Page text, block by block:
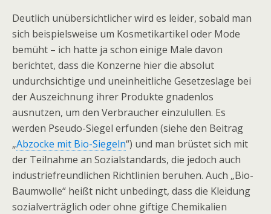
Deutlich unübersichtlicher wird es leider, sobald man
sich beispielsweise um Kosmetikartikel oder Mode
bemüht – ich hatte ja schon einige Male davon
berichtet, dass die Konzerne hier die absolut
undurchsichtige und uneinheitliche Gesetzeslage bei
der Auszeichnung ihrer Produkte gnadenlos
ausnutzen, um den Verbraucher einzulullen. Es
werden Pseudo-Siegel erfunden (siehe den Beitrag
„Abzocke mit Bio-Siegeln“) und man brüstet sich mit
der Teilnahme an Sozialstandards, die jedoch auch
industriefreundlichen Richtlinien beruhen. Auch „Bio-
Baumwolle“ heißt nicht unbedingt, dass die Kleidung
sozialverträglich oder ohne giftige Chemikalien